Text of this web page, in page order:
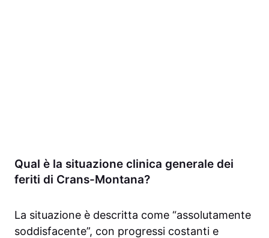
Qual è la situazione clinica generale dei
feriti di Crans-Montana?
La situazione è descritta come “assolutamente
soddisfacente”, con progressi costanti e